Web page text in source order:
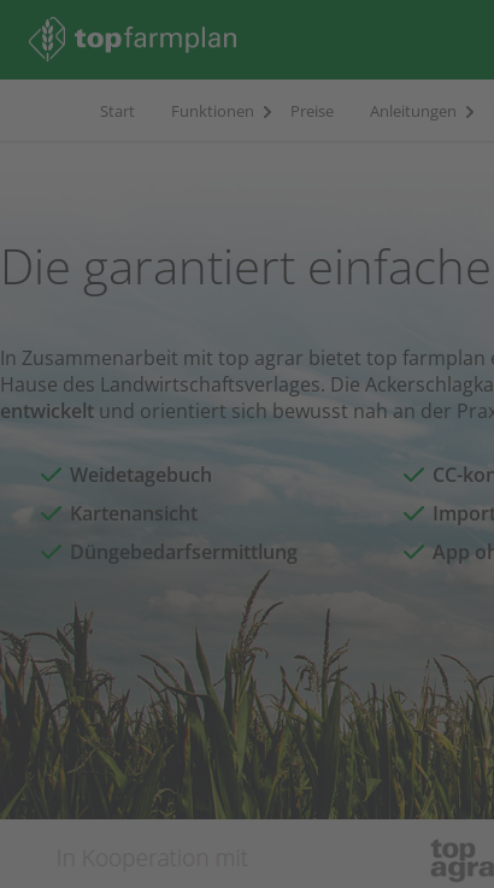
Start Funktionen Preise Anleitungen
Die garantiert
In Zusammenarbeit mit top agrar bietet top farmplan
Hause des Landwirtschaftsverlages. Die
entwickelt und orientiert sich bewusst nah an der
Weidetagebuch
Kartenansicht
Düngebedarfsermittlung
CC-
App